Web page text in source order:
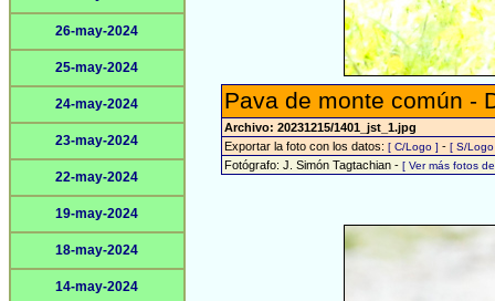
26-may-2024
25-may-2024
24-may-2024
23-may-2024
22-may-2024
19-may-2024
18-may-2024
14-may-2024
Pava de monte común -
Archivo: 20231215/1401_jst_1.jpg
Exportar la foto con los datos: [ C/Logo ] - [ S/
Fotógrafo: J. Simón Tagtachian - [ Ver más fotos